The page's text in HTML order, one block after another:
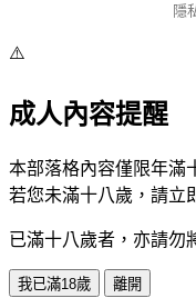
隱
⚠️
成人內容提醒
本部落格內容僅限年滿
若您未滿十八歲，請立
已滿十八歲者，亦請勿
我已滿18歲 離開